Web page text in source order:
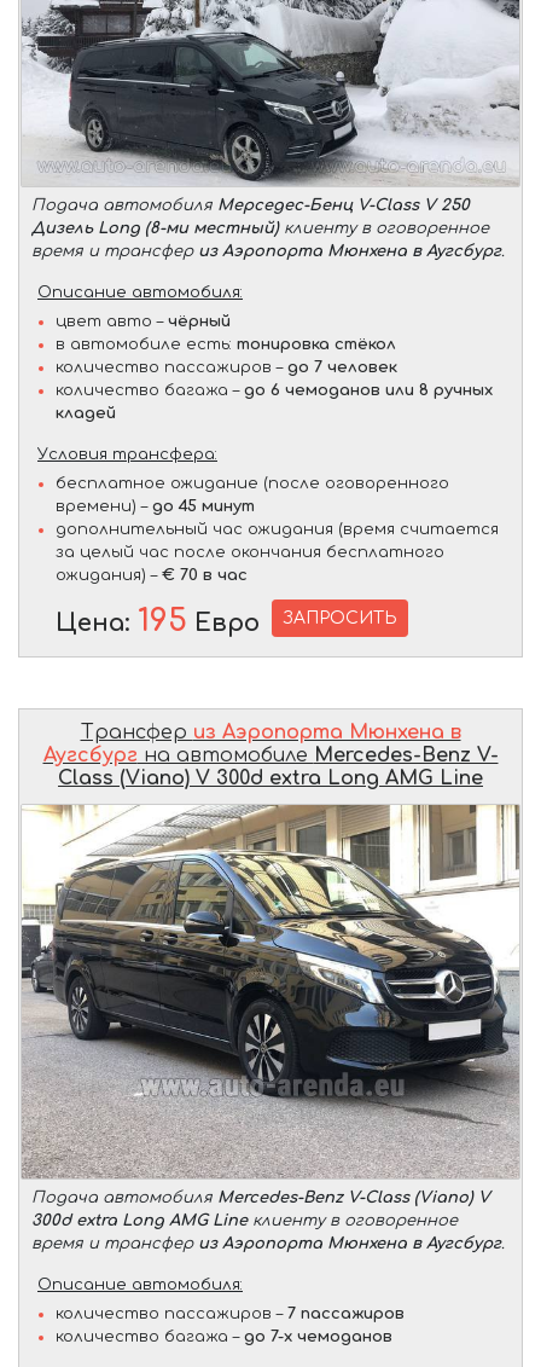
Подача автомобиля Мерседес-Бенц V-Class V 250
Дизель Long (8-ми местный)клиенту в оговоренное
время и трансфер из Аэропорта Мюнхена в Аугсбург.
Описание автомобиля:
цвет авто – чёрный
в автомобиле есть: тонировка стёкол
количество пассажиров – до 7 человек
количество багажа – до 6 чемоданов или 8 ручных
кладей
Условия трансфера:
бесплатное ожидание (после оговоренного
времени) – до 45 минут
дополнительный час ожидания (время считается
за целый час после окончания бесплатного
ожидания) – € 70 в час
Цена: 195 Евро ЗАПРОСИТЬ
Трансфер из Аэропорта Мюнхена в
Аугсбург на автомобиле Mercedes-Benz V-
Class (Viano) V 300d extra Long AMG Line
Подача автомобиля Mercedes-Benz V-Class (Viano) V
300d extra Long AMG Lineклиенту в оговоренное
время и трансфер из Аэропорта Мюнхена в Аугсбург.
Описание автомобиля:
количество пассажиров – 7 пассажиров
количество багажа – до 7-х чемоданов